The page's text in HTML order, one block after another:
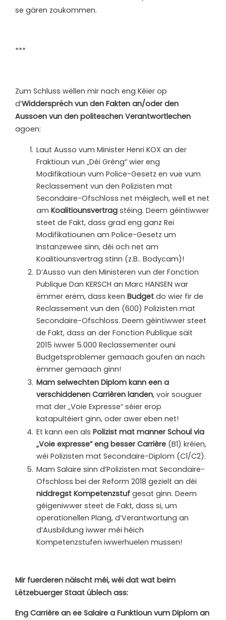
se gären zoukommen.
***
Zum Schluss wëllen mir nach eng Kéier op
d’Widdersprëch vun den Fakten an/oder den
Aussoen vun den politeschen Verantwortlechen
agoen:
Laut Ausso vum Minister Henri KOX an der
Fraktioun vun „Déi Gréng“ wier eng
Modifikatioun vum Police-Gesetz en vue vum
Reclassement vun den Polizisten mat
Secondaire-Ofschloss net méiglech, well et net
am Koalitiounsvertrag stéing. Deem géintiwwer
steet de Fakt, dass grad eng ganz Rei
Modifikatiounen am Police-Gesetz um
Instanzewee sinn, déi och net am
Koalitiounsvertrag stinn (z.B.. Bodycam)!
D’Ausso vun den Ministeren vun der Fonction
Publique Dan KERSCH an Marc HANSEN war
ëmmer erëm, dass keen Budget do wier fir de
Reclassement vun den (600) Polizisten mat
Secondaire-Ofschloss. Deem géintiwwer steet
de Fakt, dass an der Fonction Publique säit
2015 iwwer 5.000 Reclassementer ouni
Budgetsproblemer gemaach goufen an nach
ëmmer gemaach ginn!
Mam selwechten Diplom kann een a
verschiddenen Carrièren landen, voir souguer
mat der „Voie Expresse“ séier erop
katapultéiert ginn, oder awer eben net!
Et kann een als Polizist mat manner Schoul via
„Voie expresse“ eng besser Carrière (B1) kréien,
wéi Polizisten mat Secondaire-Diplom (C1/C2).
Mam Salaire sinn d’Polizisten mat Secondaire-
Ofschloss bei der Reform 2018 gezielt an déi
niddregst Kompetenzstuf gesat ginn. Deem
géigeniwwer steet de Fakt, dass si, um
operationellen Plang, d’Verantwortung an
d’Ausbildung iwwer méi héich
Kompetenzstufen iwwerhuelen mussen!
Mir fuerderen näischt méi, wéi dat wat beim
Lëtzebuerger Staat üblech ass:
Eng Carrière an ee Salaire a Funktioun vum Diplom an